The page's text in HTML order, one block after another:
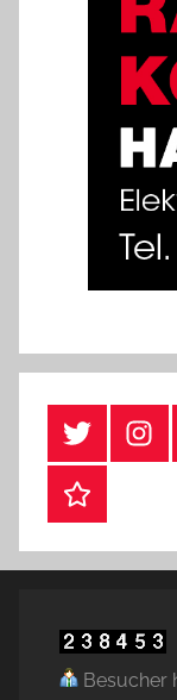
#Twitter
Webshop
Besucher